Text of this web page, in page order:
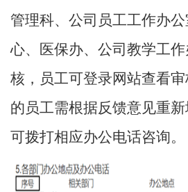
管理科、公司员工工作办
心、医保办、公司教学工
核，员工可登录网站查看
的员工需根据反馈意见重
可拨打相应办公电话咨询。